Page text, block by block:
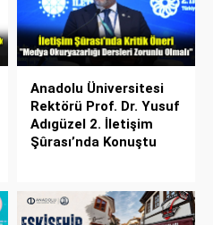
Anadolu Üniversitesi
Rektörü Prof. Dr. Yusuf
Adıgüzel 2. İletişim
Şûrası’nda Konuştu